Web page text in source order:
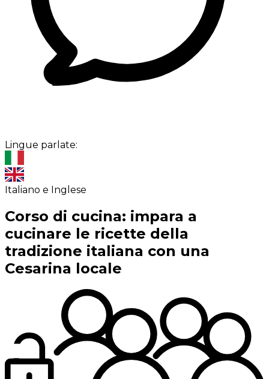
Lingue parlate:
Italiano e Inglese
Corso di cucina: impara a
cucinare le ricette della
tradizione italiana con una
Cesarina locale